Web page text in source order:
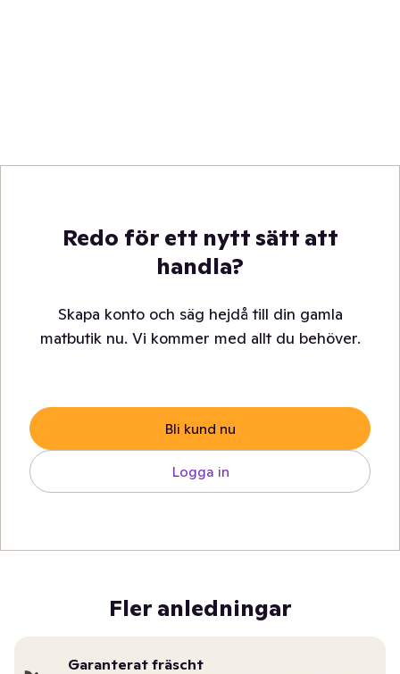
Redo för ett nytt sätt att
handla?
Skapa konto och säg hejdå till din gamla
matbutik nu. Vi kommer med allt du behöver.
Bli kund nu
Logga in
Fler anledningar
Garanterat fräscht